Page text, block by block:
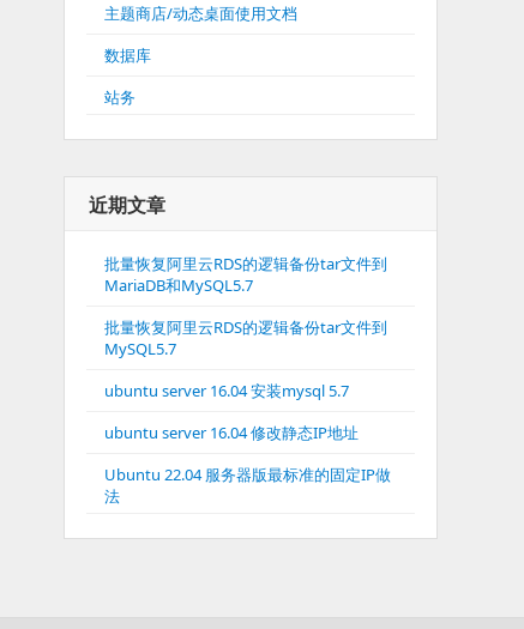
主题商店/动态桌面使用文档
数据库
站务
近期文章
批量恢复阿里云RDS的逻辑备份tar文件到
MariaDB和MySQL5.7
批量恢复阿里云RDS的逻辑备份tar文件到
MySQL5.7
ubuntu server 16.04 安装mysql 5.7
ubuntu server 16.04 修改静态IP地址
Ubuntu 22.04 服务器版最标准的固定IP做
法